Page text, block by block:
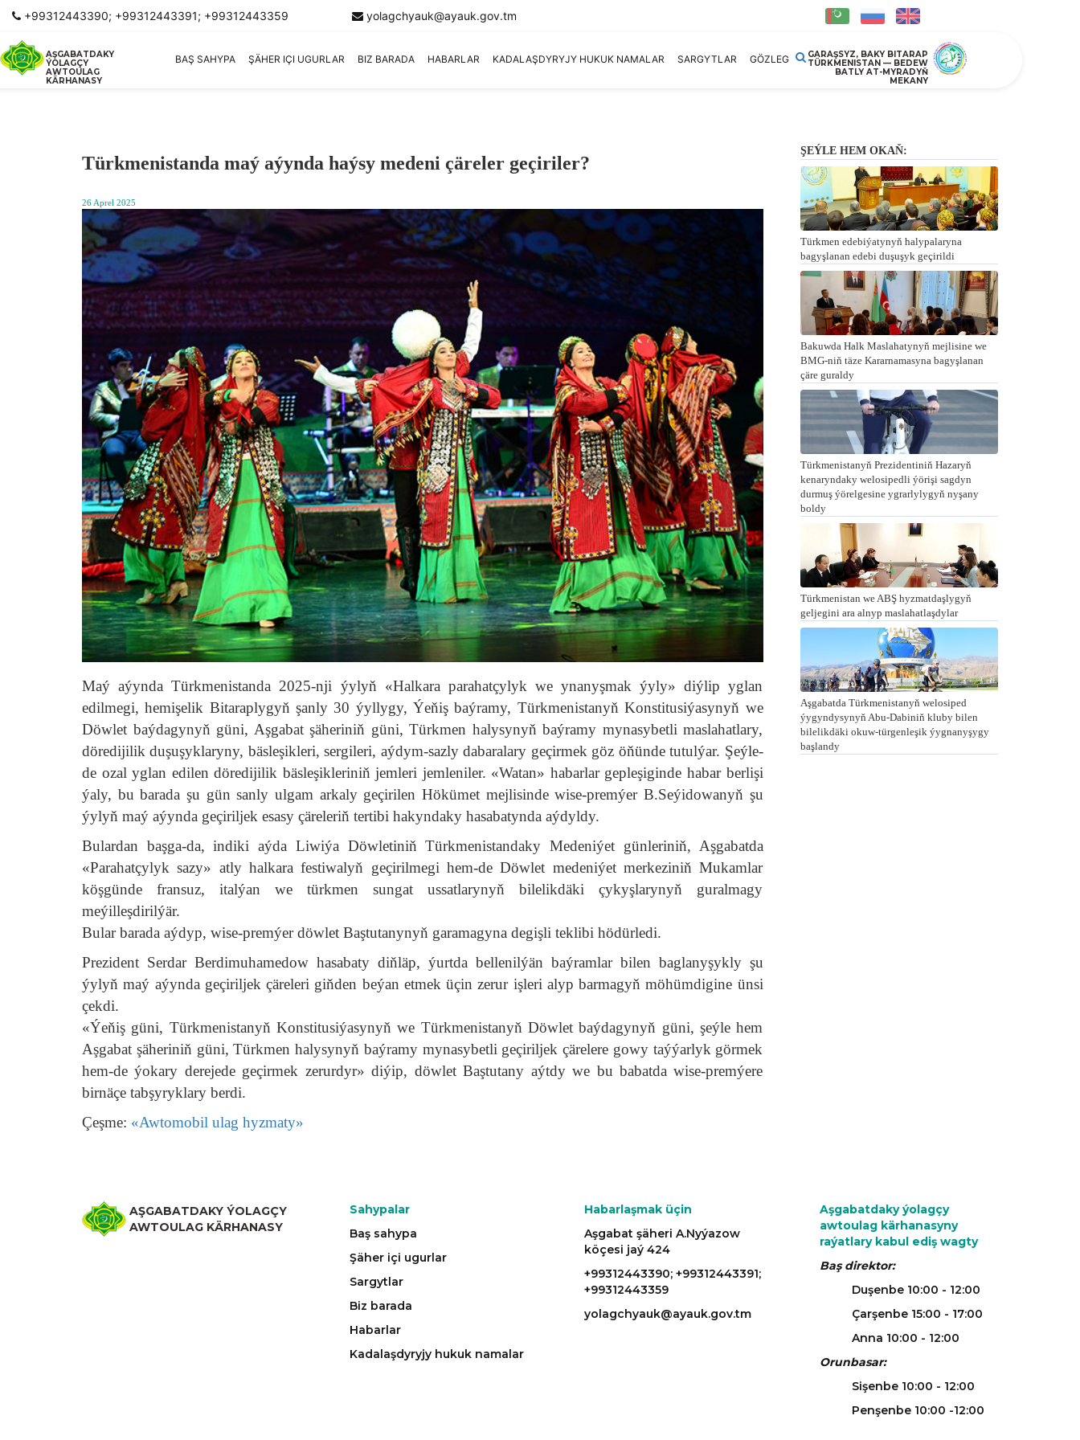
+99312443390; +99312443391; +99312443359 yolagchyauk@ayauk.gov.tm
AŞGABATDAKY
ÝOLAGÇY
AWTOULAG
KÄRHANASY
BAŞ SAHYPA ŞÄHER IÇI UGURLAR BIZ BARADA HABARLAR KADALAŞDYRYJY HUKUK NAMALAR SARGYTLAR GÖZLEG
GARAŞSYZ, BAKY BITARAP
TÜRKMENISTAN — BEDEW
BATLY AT-MYRADYŇ
MEKANY
Türkmenistanda maý aýynda haýsy medeni çäreler geçiriler?
26 Aprel 2025
Maý aýynda Türkmenistanda 2025-nji ýylyň «Halkara parahatçylyk we ynanyşmak ýyly» diýlip yglan
edilmegi, hemişelik Bitaraplygyň şanly 30 ýyllygy, Ýeňiş baýramy, Türkmenistanyň Konstitusiýasynyň we
Döwlet baýdagynyň güni, Aşgabat şäheriniň güni, Türkmen halysynyň baýramy mynasybetli maslahatlary,
döredijilik duşuşyklaryny, bäsleşikleri, sergileri, aýdym-sazly dabaralary geçirmek göz öňünde tutulýar. Şeýle-
de ozal yglan edilen döredijilik bäsleşikleriniň jemleri jemleniler. «Watan» habarlar gepleşiginde habar berlişi
ýaly, bu barada şu gün sanly ulgam arkaly geçirilen Hökümet mejlisinde wise-premýer B.Seýidowanyň şu
ýylyň maý aýynda geçiriljek esasy çäreleriň tertibi hakyndaky hasabatynda aýdyldy.
Bulardan başga-da, indiki aýda Liwiýa Döwletiniň Türkmenistandaky Medeniýet günleriniň, Aşgabatda
«Parahatçylyk sazy» atly halkara festiwalyň geçirilmegi hem-de Döwlet medeniýet merkeziniň Mukamlar
köşgünde fransuz, italýan we türkmen sungat ussatlarynyň bilelikdäki çykyşlarynyň guralmagy
meýilleşdirilýär.
Bular barada aýdyp, wise-premýer döwlet Baştutanynyň garamagyna degişli teklibi hödürledi.
Prezident Serdar Berdimuhamedow hasabaty diňläp, ýurtda bellenilýän baýramlar bilen baglanyşykly şu
ýylyň maý aýynda geçiriljek çäreleri giňden beýan etmek üçin zerur işleri alyp barmagyň möhümdigine ünsi
çekdi.
«Ýeňiş güni, Türkmenistanyň Konstitusiýasynyň we Türkmenistanyň Döwlet baýdagynyň güni, şeýle hem
Aşgabat şäheriniň güni, Türkmen halysynyň baýramy mynasybetli geçiriljek çärelere gowy taýýarlyk görmek
hem-de ýokary derejede geçirmek zerurdyr» diýip, döwlet Baştutany aýtdy we bu babatda wise-premýere
birnäçe tabşyryklary berdi.
Çeşme: «Awtomobil ulag hyzmaty»
ŞEÝLE HEM OKAŇ:
Türkmen edebiýatynyň halypalaryna
bagyşlanan edebi duşuşyk geçirildi
Bakuwda Halk Maslahatynyň mejlisine we
BMG-niň täze Kararnamasyna bagyşlanan
çäre guraldy
Türkmenistanyň Prezidentiniň Hazaryň
kenaryndaky welosipedli ýörişi sagdyn
durmuş ýörelgesine ygrarlylygyň nyşany
boldy
Türkmenistan we ABŞ hyzmatdaşlygyň
geljegini ara alnyp maslahatlaşdylar
Aşgabatda Türkmenistanyň welosiped
ýygyndysynyň Abu-Dabiniň kluby bilen
bilelikdäki okuw-türgenleşik ýygnanyşygy
başlandy
AŞGABATDAKY ÝOLAGÇY
AWTOULAG KÄRHANASY
Sahypalar
Baş sahypa
Şäher içi ugurlar
Sargytlar
Biz barada
Habarlar
Kadalaşdyryjy hukuk namalar
Habarlaşmak üçin
Aşgabat şäheri A.Nyýazow
köçesi jaý 424
+99312443390; +99312443391;
+99312443359
yolagchyauk@ayauk.gov.tm
Aşgabatdaky ýolagçy
awtoulag kärhanasyny
raýatlary kabul ediş wagty
Baş direktor:
Duşenbe 10:00 - 12:00
Çarşenbe 15:00 - 17:00
Anna 10:00 - 12:00
Orunbasar:
Sişenbe 10:00 - 12:00
Penşenbe 10:00 -12:00